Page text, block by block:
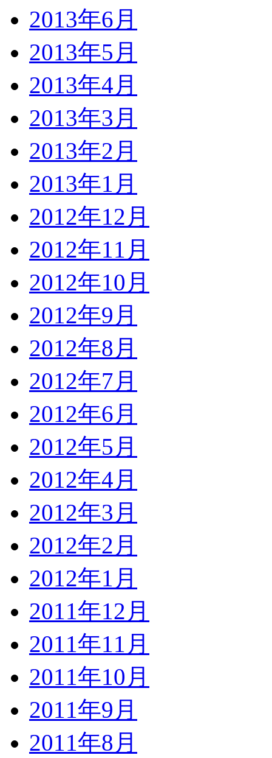
2013年6月
2013年5月
2013年4月
2013年3月
2013年2月
2013年1月
2012年12月
2012年11月
2012年10月
2012年9月
2012年8月
2012年7月
2012年6月
2012年5月
2012年4月
2012年3月
2012年2月
2012年1月
2011年12月
2011年11月
2011年10月
2011年9月
2011年8月